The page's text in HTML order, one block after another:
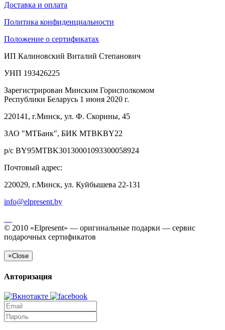
Доставка и оплата
Политика конфиденциальности
Положение о сертификатах
ИП Калиновский Виталий Степанович
УНП 193426225
Зарегистрирован Минским Горисполкомом
Республики Беларусь 1 июня 2020 г.
220141, г.Минск, ул. Ф. Скорины, 45
ЗАО "МТБанк", БИК MTBKBY22
р/с BY95MTBK30130001093300058924
Почтовый адрес:
220029, г.Минск, ул. Куйбышева 22-131
info@elpresent.by
© 2010 «Elpresent» — оригинальные подарки — сервис
подарочных сертификатов
×Close
Авторизация